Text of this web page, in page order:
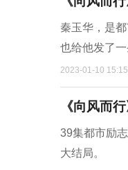
秦玉华，是
也给他发了一
2023-01-10
《向风而
39集都市励
大结局。